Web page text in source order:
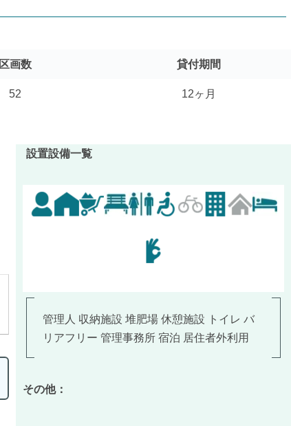
区画数 貸付期間
52 12ヶ月
設置設備一覧
管理人 収納施設 堆肥場 休憩施設 トイレ バ
リアフリー 管理事務所 宿泊 居住者外利用
その他：